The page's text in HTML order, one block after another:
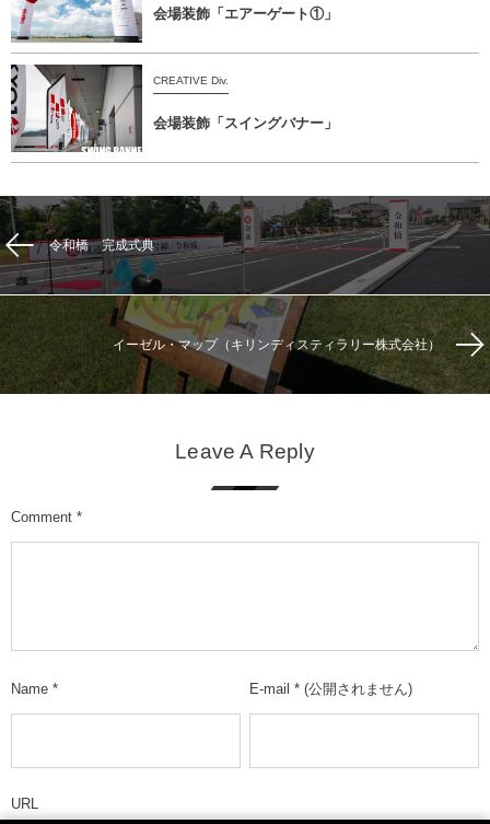
会場装飾「エアーゲート①」
CREATIVE Div.
会場装飾「スイングバナー」
令和橋 完成式典
イーゼル・マップ（キリンディスティラリー株式会社）
Leave A Reply
Comment *
Name * E-mail * (公開されません)
URL